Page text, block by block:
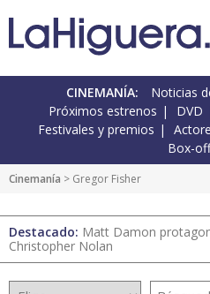
CINEMANÍA: Noticias
Próximos estrenos
DVD
Festivales y premios
Box-
Cinemanía > Gregor Fisher
Destacado: Matt Damon
Christopher Nolan